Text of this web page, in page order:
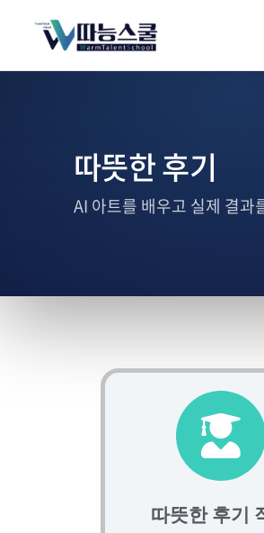
따뜻한 후기
AI 아트를 배우고 실제 결과
따뜻한 후기